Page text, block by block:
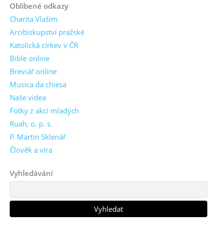
Oblíbené odkazy
Charita Vlašim
Arcibiskupství pražské
Katolická církev v ČR
Bible online
Breviář online
Musica da chiesa
Naše videa
Fotky z akcí mladých
Ruah, o. p. s.
P. Martin Sklenář
Člověk a víra
Vyhledávání